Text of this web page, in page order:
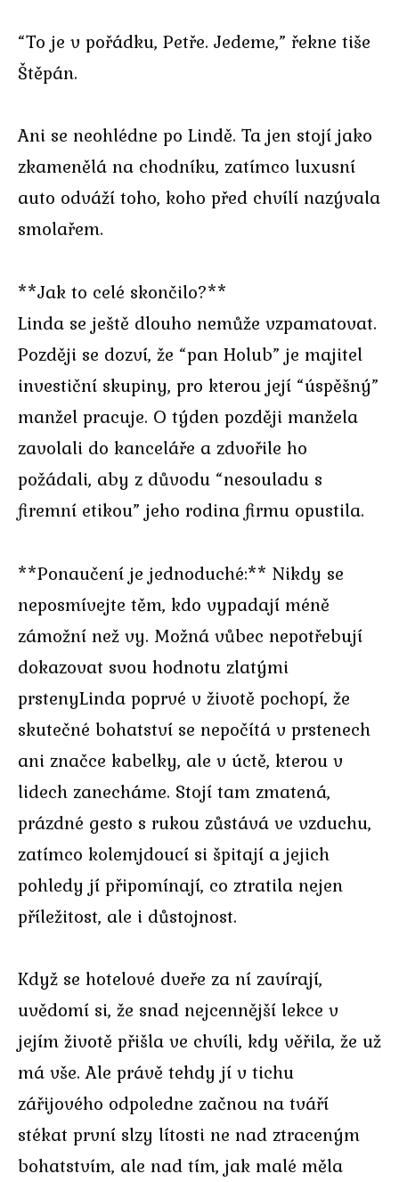
“To je v pořádku, Petře. Jedeme,” řekne tiše
Štěpán.
Ani se neohlédne po Lindě. Ta jen stojí jako
zkamenělá na chodníku, zatímco luxusní
auto odváží toho, koho před chvílí nazývala
smolařem.
**Jak to celé skončilo?**
Linda se ještě dlouho nemůže vzpamatovat.
Později se dozví, že “pan Holub” je majitel
investiční skupiny, pro kterou její “úspěšný”
manžel pracuje. O týden později manžela
zavolali do kanceláře a zdvořile ho
požádali, aby z důvodu “nesouladu s
firemní etikou” jeho rodina firmu opustila.
**Ponaučení je jednoduché:** Nikdy se
neposmívejte těm, kdo vypadají méně
zámožní než vy. Možná vůbec nepotřebují
dokazovat svou hodnotu zlatými
prstenyLinda poprvé v životě pochopí, že
skutečné bohatství se nepočítá v prstenech
ani značce kabelky, ale v úctě, kterou v
lidech zanecháme. Stojí tam zmatená,
prázdné gesto s rukou zůstává ve vzduchu,
zatímco kolemjdoucí si špitají a jejich
pohledy jí připomínají, co ztratila nejen
příležitost, ale i důstojnost.
Když se hotelové dveře za ní zavírají,
uvědomí si, že snad nejcennější lekce v
jejím životě přišla ve chvíli, kdy věřila, že už
má vše. Ale právě tehdy jí v tichu
zářijového odpoledne začnou na tváří
stékat první slzy lítosti ne nad ztraceným
bohatstvím, ale nad tím, jak malé měla